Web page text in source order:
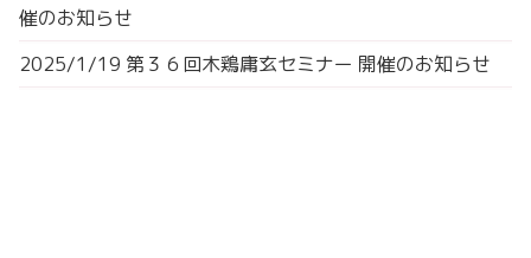
催のお知らせ
2025/1/19 第３６回木鶏庸玄セミナー 開催のお知らせ